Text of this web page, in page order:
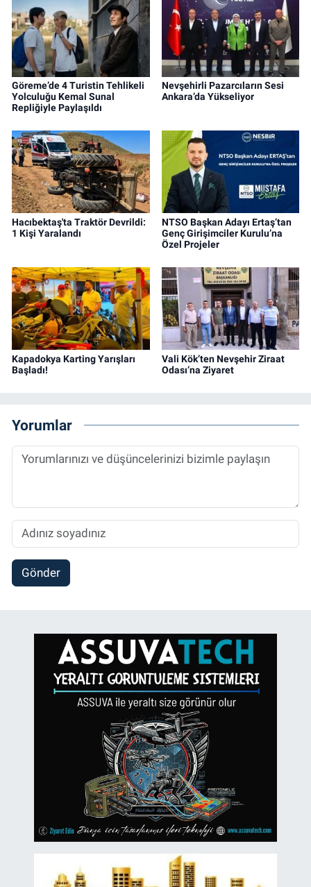
Göreme’de 4 Turistin Tehlikeli
Yolculuğu Kemal Sunal
Repliğiyle Paylaşıldı
Nevşehirli Pazarcıların Sesi
Ankara’da Yükseliyor
Hacıbektaş'ta Traktör Devrildi:
1 Kişi Yaralandı
NTSO Başkan Adayı Ertaş’tan
Genç Girişimciler Kurulu’na
Özel Projeler
Kapadokya Karting Yarışları
Başladı!
Vali Kök’ten Nevşehir Ziraat
Odası’na Ziyaret
Yorumlar
Gönder